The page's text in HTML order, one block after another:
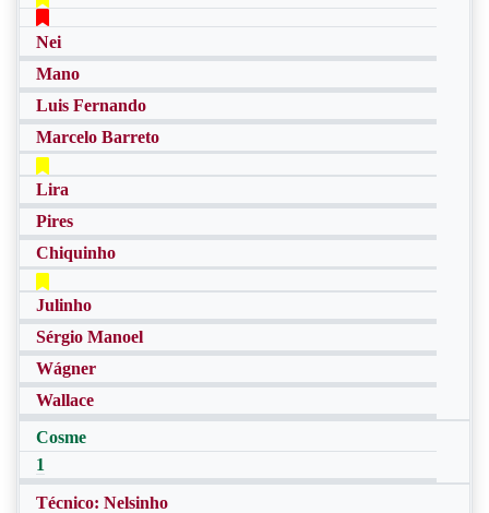
Nei
Mano
Luis Fernando
Marcelo Barreto
Lira
Pires
Chiquinho
Julinho
Sérgio Manoel
Wágner
Wallace
Cosme
1
Técnico: Nelsinho